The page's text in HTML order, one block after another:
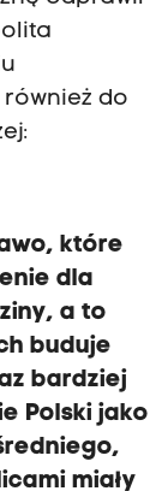
do
które
dla
a to
buduje
bardziej
Polski jako
miały